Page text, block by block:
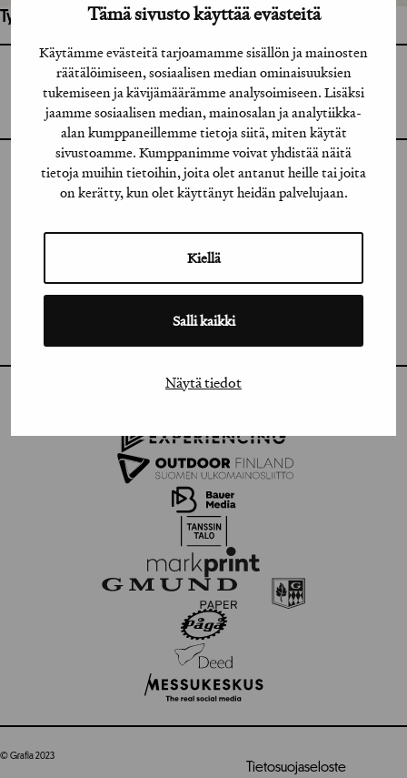
Tämä sivusto käyttää evästeitä
Käytämme evästeitä tarjoamamme sisällön ja mainosten
räätälöimiseen, sosiaalisen median ominaisuuksien
tukemiseen ja kävijämäärämme analysoimiseen. Lisäksi
jaamme sosiaalisen median, mainosalan ja analytiikka-
alan kumppaneillemme tietoja siitä, miten käytät
sivustoamme. Kumppanimme voivat yhdistää näitä
tietoja muihin tietoihin, joita olet antanut heille tai joita
on kerätty, kun olet käyttänyt heidän palvelujaan.
Kiellä
Salli kaikki
Näytä tiedot
Työhön osallistuneet henkilöt / tahot:
GRAFIA RY
GRAFIA(AT)GRAFIA.FI
UUDENMAANKATU 11 B 9,
00120 HELSINKI
INSTAGRAM
FACEBOOK
VIMEO
FLICKR
© Grafia 2023
Tietosuojaseloste